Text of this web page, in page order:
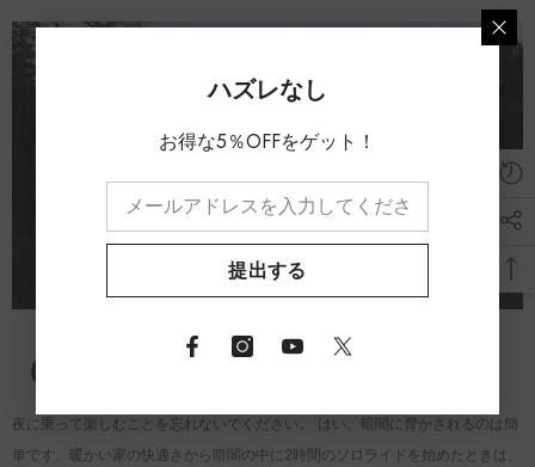
６、十分楽しみください
夜に乗って楽しむことを忘れないでください。 はい。暗闇に脅かされるのは簡
単です。暖かい家の快適さから暗闇の中に2時間のソロライドを始めたときは、
ハズレなし
お得な5％OFFをゲット！
提出する